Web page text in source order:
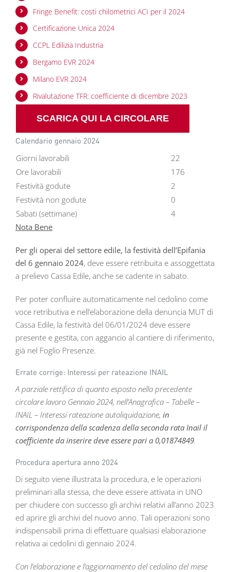
Fringe Benefit: costi chilometrici ACI per il 2024
Certificazione Unica 2024
CCPL Edilizia Industria
Bergamo EVR 2024
Milano EVR 2024
Rivalutazione TFR: coefficiente di dicembre 2023
SCARICA QUI LA CIRCOLARE
Calendario gennaio 2024
Giorni lavorabili
22
Ore lavorabili
176
Festività godute
2
Festività non godute
0
Sabati (settimane)
4
Nota Bene
Per gli operai del settore edile, la festività dell’Epifania
del 6 gennaio 2024, deve essere retribuita e assoggettata
a prelievo Cassa Edile, anche se cadente in sabato.
Per poter confluire automaticamente nel cedolino come
voce retributiva e nell’elaborazione della denuncia MUT di
Cassa Edile, la festività del 06/01/2024 deve essere
presente e gestita, con aggancio al cantiere di riferimento,
già nel Foglio Presenze.
Errate corrige: Interessi per rateazione INAIL
A parziale rettifica di quanto esposto nella precedente
circolare lavoro Gennaio 2024, nell’Anagrafica – Tabelle –
INAIL – Interessi rateazione autoliquidazione, in
corrispondenza della scadenza della seconda rata Inail il
coefficiente da inserire deve essere pari a 0,01874849.
Procedura apertura anno 2024
Di seguito viene illustrata la procedura, e le operazioni
preliminari alla stessa, che deve essere attivata in UNO
per chiudere con successo gli archivi relativi all’anno 2023
ed aprire gli archivi del nuovo anno. Tali operazioni sono
indispensabili prima di effettuare qualsiasi elaborazione
relativa ai cedolini di gennaio 2024.
Con l’elaborazione e l’aggiornamento del cedolino del mese